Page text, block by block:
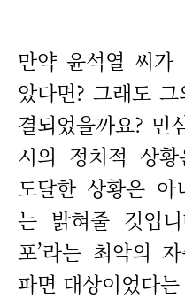
만약 윤석열 씨가
았다면? 그래도
결되었을까요? 민
시의 정치적 상
도달한 상황은 아
는 밝혀줄 것입
포’라는 최악의
파면 대상이었다